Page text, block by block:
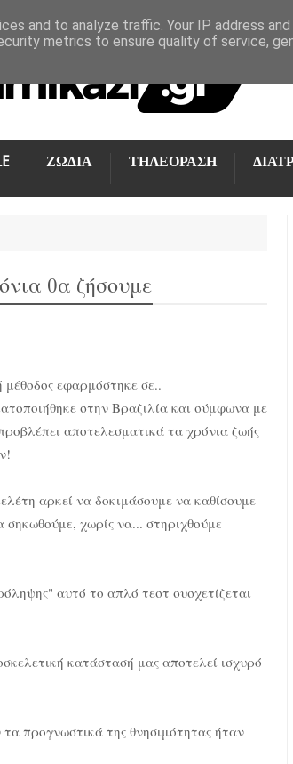
ΖΩΔΙΑ ΤΗΛΕΟΡΑΣΗ
θα ζήσουμε
εφαρμόστηκε σε..
στην Βραζιλία και σύμφωνα με
αποτελεσματικά τα χρόνια ζωής
αρκεί να δοκιμάσουμε να καθίσουμε
χωρίς να... στηριχθούμε
αυτό το απλό τεστ συσχετίζεται
κατάστασή μας αποτελεί ισχυρό
προγνωστικά της θνησιμότητας ήταν
and to analyze traffic. Your IP address
metrics to ensure quality of service,